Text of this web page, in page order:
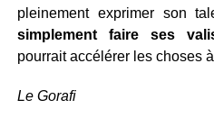
pleinement exprimer son
simplement faire ses
pourrait accélérer les choses
Le Gorafi